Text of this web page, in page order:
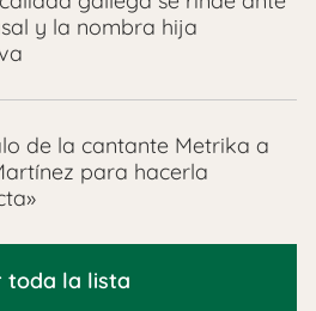
y la nombra hija
de la cantante Metrika a
para hacerla
toda la lista